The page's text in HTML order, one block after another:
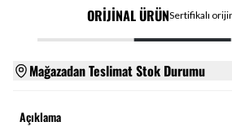
ORİJİNAL ÜRÜNSertifikalı
Mağazadan Teslimat Stok Durumu
Açıklama